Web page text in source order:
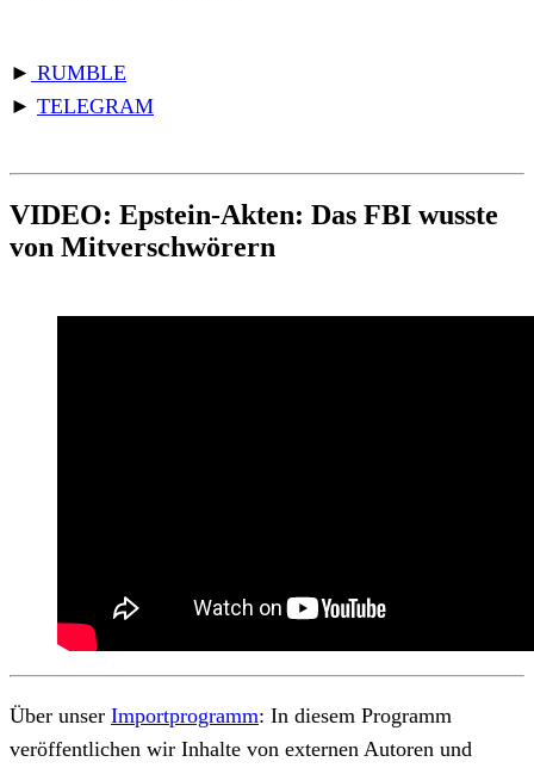
► RUMBLE
► TELEGRAM
VIDEO: Epstein-Akten: Das FBI wusste
von Mitverschwörern
Über unser Importprogramm: In diesem Programm
veröffentlichen wir Inhalte von externen Autoren und